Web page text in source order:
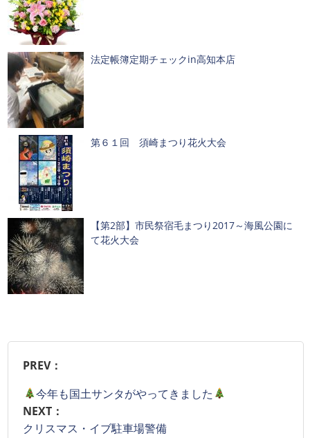
法定帳簿定期チェックin高知本店
第６１回 須崎まつり花火大会
【第2部】市民祭宿毛まつり2017～海風公園に
て花火大会
PREV：
今年も国土サンタがやってきました
NEXT：
クリスマス・イブ駐車場警備